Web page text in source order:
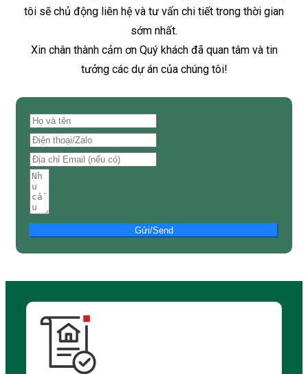
tôi sẽ chủ động liên hệ và tư vấn chi tiết trong thời gian
sớm nhất.
Xin chân thành cảm ơn Quý khách đã quan tâm và tin
tưởng các dự án của chúng tôi!
Gửi/Send